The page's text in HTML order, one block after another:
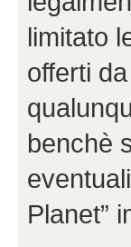
limitato
offerti
benchè
Planet”